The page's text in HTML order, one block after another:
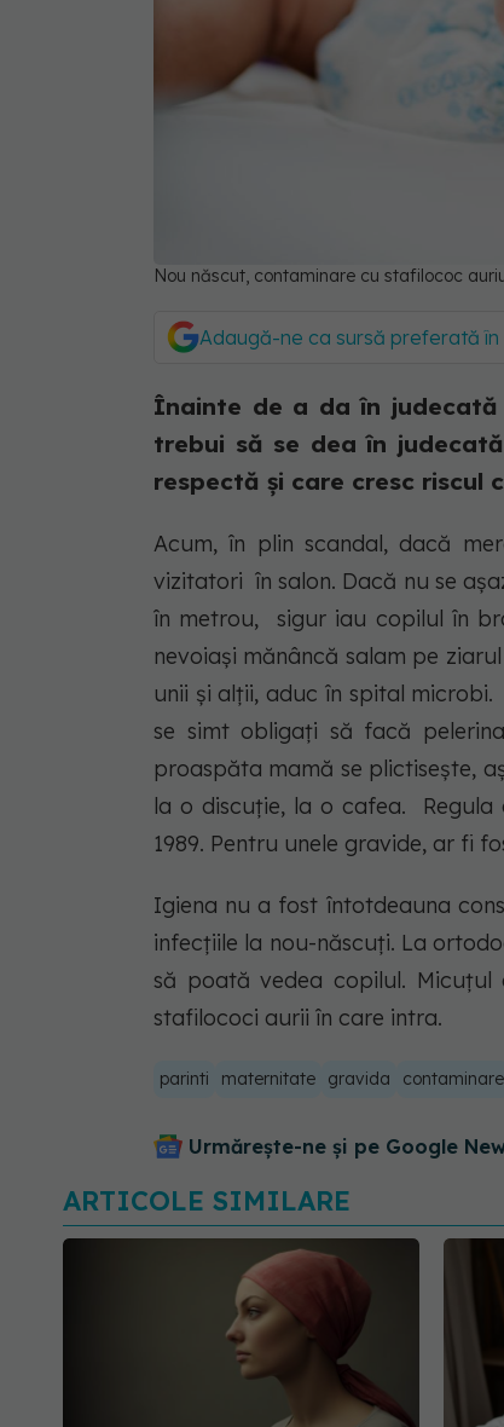
Nou născut, contaminare cu stafilococ
Adaugă-ne ca sursă preferată în
Înainte de a da în
trebui să se dea în
respectă și care cresc riscul
Acum, în plin scandal, dacă
vizitatori în salon. Dacă nu se
în metrou, sigur iau copilul în
nevoiași mănâncă salam pe
unii și alții, aduc în spital
se simt obligați să facă
proaspăta mamă se plictisește,
la o discuție, la o cafea.
1989. Pentru unele gravide, ar fi
Igiena nu a fost întotdeauna
infecțiile la nou-născuți. La
să poată vedea copilul.
stafilococi aurii în care intra.
parinti maternitate gravida contaminare
Urmărește-ne și pe Google
ARTICOLE SIMILARE